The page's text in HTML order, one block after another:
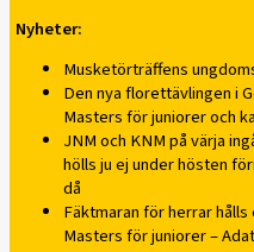
Nyheter:
Musketörträffens
Den nya florettävlingen i
Masters för juniorer och
JNM och KNM på värja
hölls ju ej under hösten
då
Fäktmaran för herrar
Masters för juniorer –